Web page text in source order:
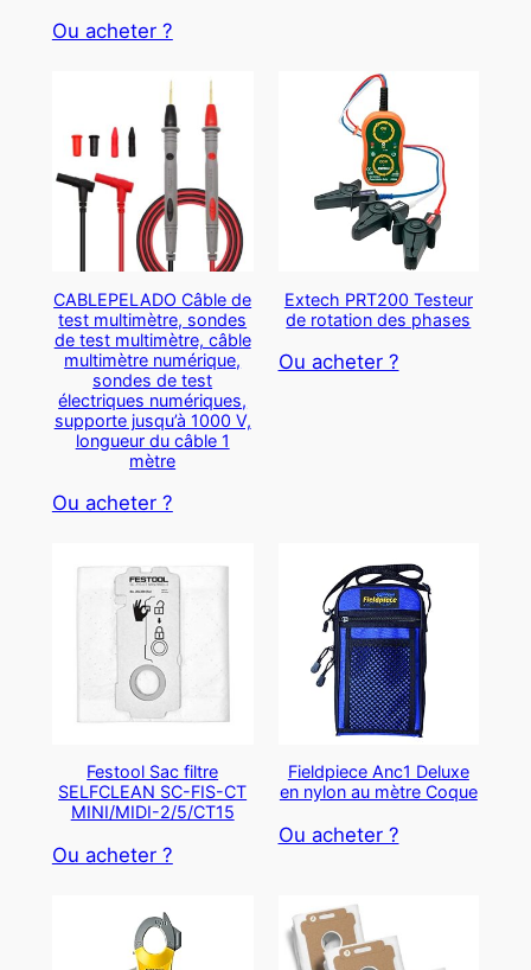
Ou acheter ?
CABLEPELADO Câble de
test multimètre, sondes
de test multimètre, câble
multimètre numérique,
sondes de test
électriques numériques,
supporte jusqu’à 1000 V,
longueur du câble 1
mètre
Ou acheter ?
Extech PRT200 Testeur
de rotation des phases
Ou acheter ?
Festool Sac filtre
SELFCLEAN SC-FIS-CT
MINI/MIDI-2/5/CT15
Ou acheter ?
Fieldpiece Anc1 Deluxe
en nylon au mètre Coque
Ou acheter ?